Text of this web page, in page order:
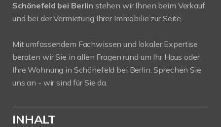
Schönefeld bei Berlin stehen wir Ihnen beim Verkauf
und bei der Vermietung Ihrer Immobilie zur Seite.
Mit umfassendem Fachwissen und lokaler Expertise
beraten wir Sie in allen Fragen rund um Ihr Haus oder
Ihre Wohnung in Schönefeld bei Berlin. Sprechen Sie
uns an - wir sind für Sie da.
INHALT